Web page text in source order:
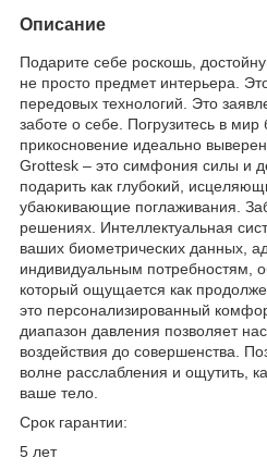
Описание
Подарите себе роскошь,
не просто предмет интерьера.
передовых технологий. Это
заботе о себе. Погрузитесь в
прикосновение идеально
Grottesk – это симфония силы и
подарить как глубокий,
убаюкивающие поглаживания.
решениях. Интеллектуальная
ваших биометрических данных,
индивидуальным потребностям,
который ощущается как
это персонализированный
диапазон давления позволяет
воздействия до совершенства.
волне расслабления и ощутить,
ваше тело.
Срок гарантии:
5 лет